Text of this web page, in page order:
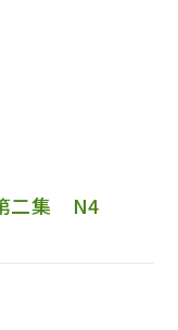
二集 N4